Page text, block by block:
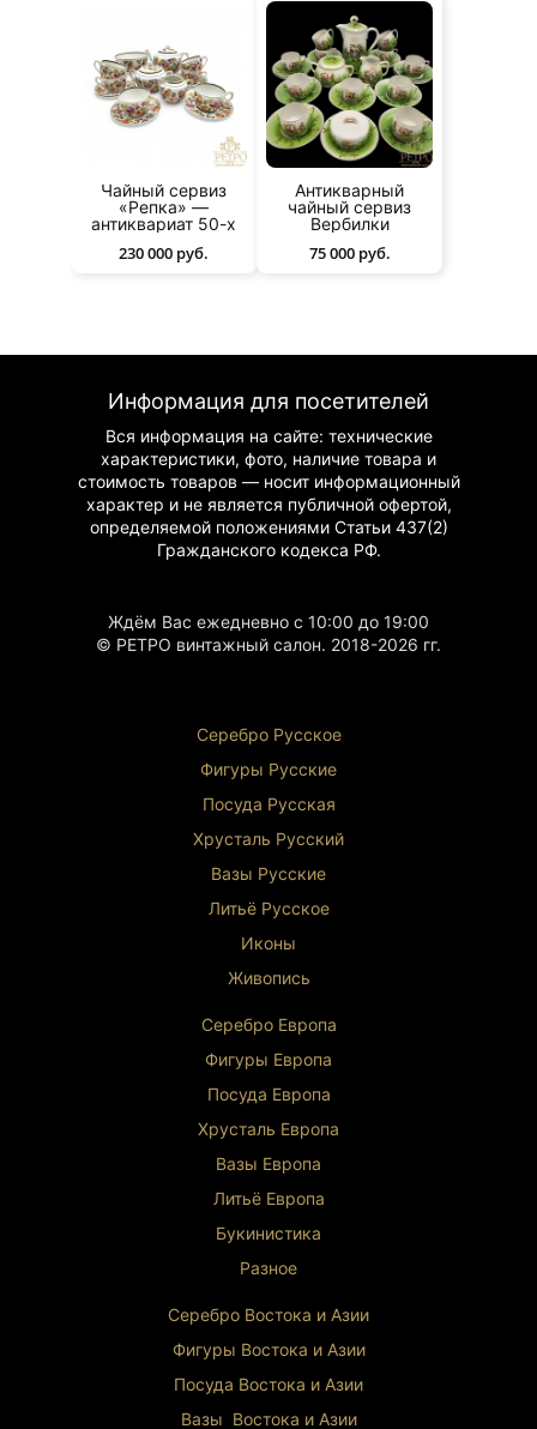
Чайный сервиз
«Репка» —
антиквариат 50-х
230 000 руб.
Антикварный
чайный сервиз
Вербилки
75 000 руб.
Информация для посетителей
Вся информация на сайте: технические
характеристики, фото, наличие товара и
стоимость товаров — носит информационный
характер и не является публичной офертой,
определяемой положениями Статьи 437(2)
Гражданскогокодекса РФ.
Ждём Вас ежедневно с 10:00 до 19:00
© РЕТРО винтажный салон. 2018-2026 гг.
Серебро Русское
Фигуры Русские
Посуда Русская
Хрусталь Русский
Вазы Русские
Литьё Русское
Иконы
Живопись
Серебро Европа
Фигуры Европа
Посуда Европа
Хрусталь Европа
Вазы Европа
Литьё Европа
Букинистика
Разное
Серебро Востока и Азии
Фигуры Востока и Азии
Посуда Востока и Азии
Вазы Востока и Азии